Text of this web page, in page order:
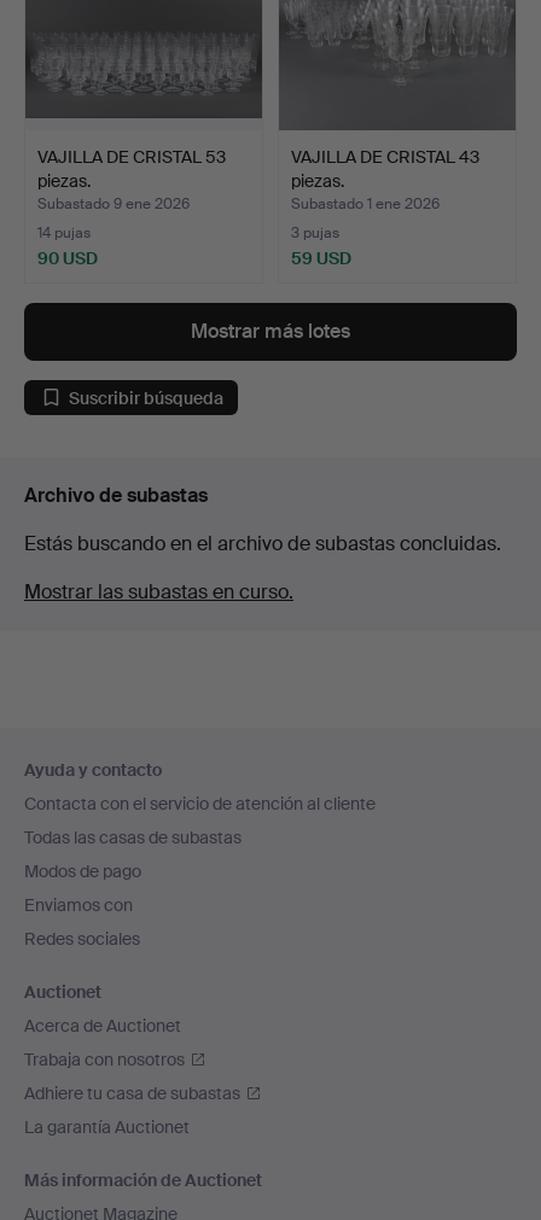
VAJILLA DE CRISTAL 53
piezas.
Subastado 9 ene 2026
14 pujas
90 USD
VAJILLA DE CRISTAL 43
piezas.
Subastado 1 ene 2026
3 pujas
59 USD
Mostrar más lotes
Suscribir búsqueda
Archivo de subastas
Estás buscando en el archivo de subastas concluidas.
Mostrar las subastas en curso.
en
el
pie
de
página
Ayuda y contacto
Contacta con el servicio de atención al cliente
Todas las casas de subastas
Modos de pago
Enviamos con
Redes sociales
Auctionet
Acerca de Auctionet
Trabaja con nosotros
Adhiere tu casa de subastas
La garantía Auctionet
Más información de Auctionet
Auctionet Magazine